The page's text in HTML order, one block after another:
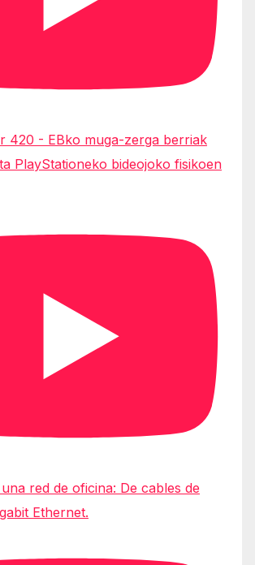
420 - EBko muga-zerga berriak
PlayStationeko bideojoko fisikoen
red de oficina: De cables de
Ethernet.